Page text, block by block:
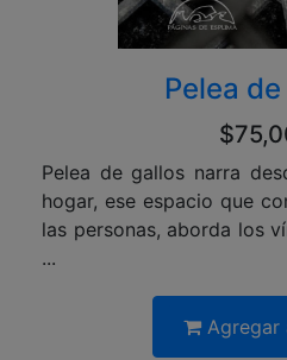
Pelea
Pelea de gallos narra
hogar, ese espacio que
las personas, aborda los
...
Agregar